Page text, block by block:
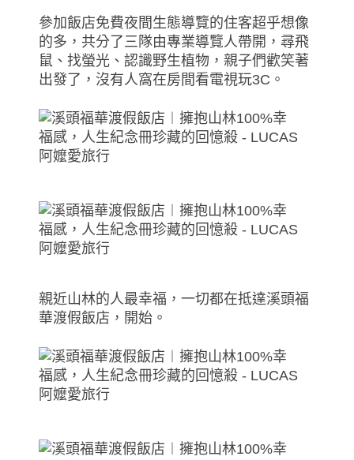
參加飯店免費夜間生態導覽的住客超乎想像
的多，共分了三隊由專業導覽人帶開，尋飛
鼠、找螢光、認識野生植物，親子們歡笑著
出發了，沒有人窩在房間看電視玩3C。
親近山林的人最幸福，一切都在抵達溪頭福
華渡假飯店，開始。